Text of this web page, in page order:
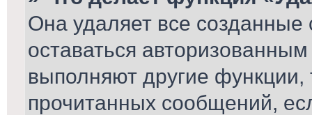
Она удаляет все
оставаться
выполняют другие функции,
прочитанных сообщений,